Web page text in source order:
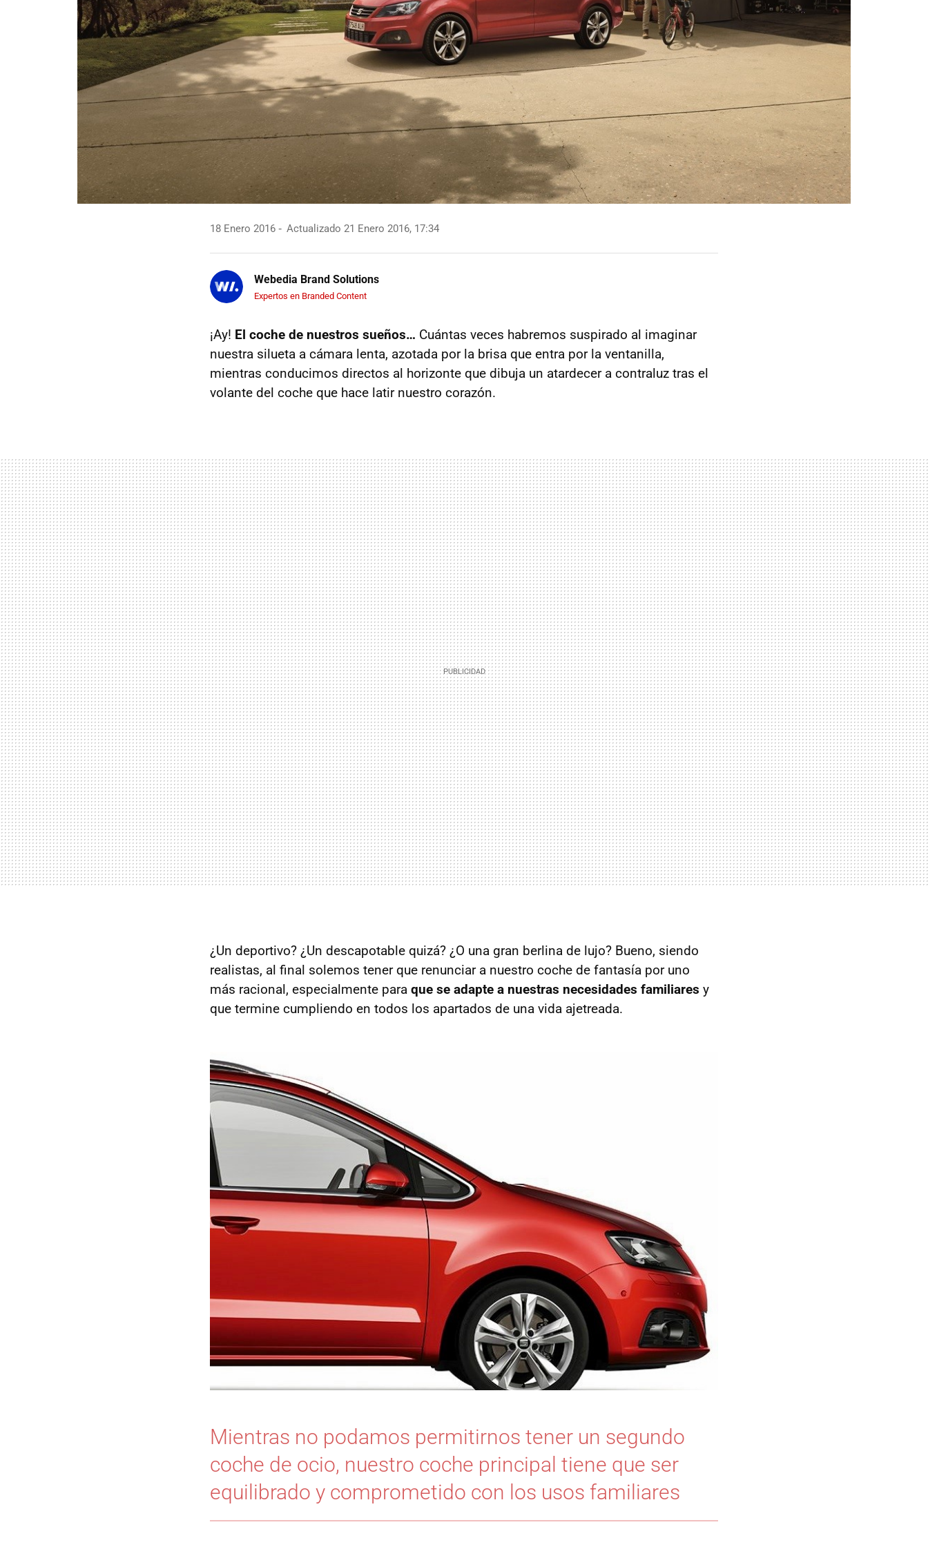
18 Enero 2016 Actualizado 21 Enero 2016, 17:34
Webedia Brand Solutions
Expertos en Branded Content
¡Ay! El coche de nuestros sueños… Cuántas veces habremos suspirado al imaginar
nuestra silueta a cámara lenta, azotada por la brisa que entra por la ventanilla,
mientras conducimos directos al horizonte que dibuja un atardecer a contraluz tras el
volante del coche que hace latir nuestro corazón.
¿Un deportivo? ¿Un descapotable quizá? ¿O una gran berlina de lujo? Bueno, siendo
realistas, al final solemos tener que renunciar a nuestro coche de fantasía por uno
más racional, especialmente para que se adapte a nuestras necesidades familiares y
que termine cumpliendo en todos los apartados de una vida ajetreada.
Mientras no podamos permitirnos tener un segundo
coche de ocio, nuestro coche principal tiene que ser
equilibrado y comprometido con los usos familiares